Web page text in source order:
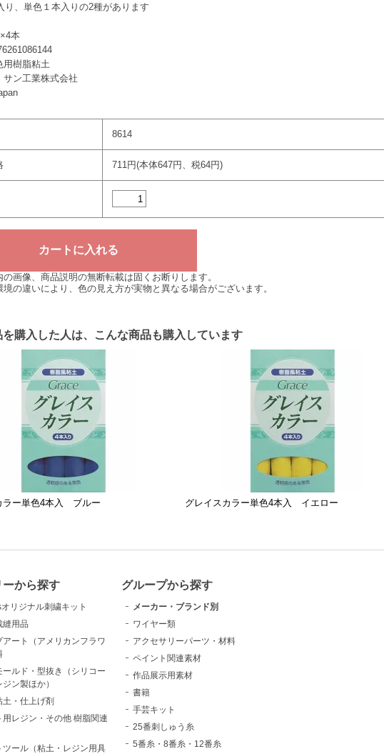
り、単色１本入りの2種があります
本
用樹脂粘土
サン工業株式会社
8614
711円(本体647円、税64円)
の画像、商品説明の無断転載は固くお断りします。
境の違いにより、色の見え方が実物と異なる場合がございます。
を購入した人は、こんな商品も購入しています
ラー単色4本入 ブルー グレイスカラー単色4本入 イエロー
ーから探す
リジナル刺繍キット
縫用品
アート（アメリカンフラワ
ールド・型抜き（シリコー
ン製ほか）
土・仕上げ剤
用レジン・その他 樹脂関連
ツール（粘土・レジン用具
グループから探す
メーカー・ブランド別
ワイヤー類
アクセサリーパーツ・材料
ペイント関連素材
作品展示用素材
書籍
手芸キット
25番刺しゅう糸
5番糸・8番糸・12番糸